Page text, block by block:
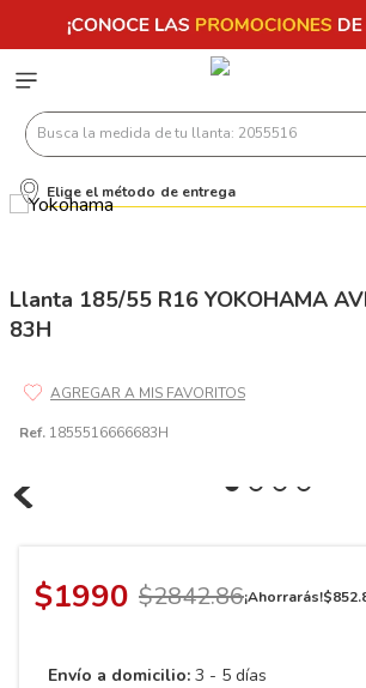
Busca la medida de tu llanta: 2055516
Elige el método de entrega
Llanta 185/55 R16 YOKOHAMA
83H
Ref. 1855516666683H
$1990 $2842.86¡Ahorrarás!$852.
Envío a domicilio: 3 - 5 días
Términos
7.245